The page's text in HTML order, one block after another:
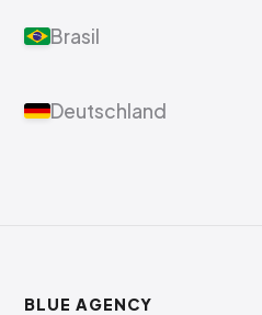
Brasil
Deutschland
BLUE AGENCY